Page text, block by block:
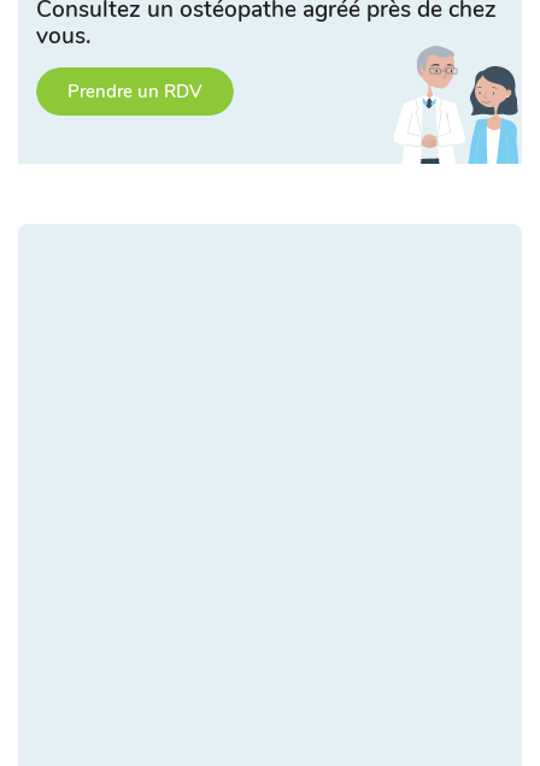
Consultez un ostéopathe agréé près de chez
vous.
Prendre un RDV